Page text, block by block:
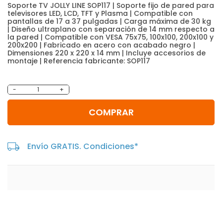
Soporte TV JOLLY LINE SOP117 | Soporte fijo de pared para
televisores LED, LCD, TFT y Plasma | Compatible con
pantallas de 17 a 37 pulgadas | Carga máxima de 30 kg
| Diseño ultraplano con separación de 14 mm respecto a
la pared | Compatible con VESA 75x75, 100x100, 200x100 y
200x200 | Fabricado en acero con acabado negro |
Dimensiones 220 x 220 x 14 mm | Incluye accesorios de
montaje | Referencia fabricante: SOP117
- +
COMPRAR
Envío GRATIS. Condiciones*